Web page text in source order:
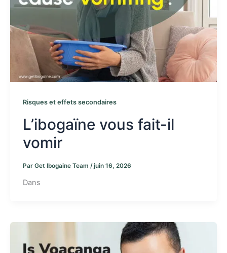
Risques et effets secondaires
L’ibogaïne vous fait-il
vomir
Par Get Ibogaine Team /juin 16, 2026
Dans